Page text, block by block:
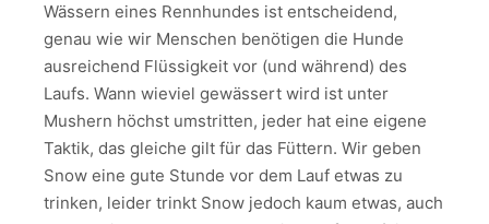
Wässern eines Rennhundes ist entscheidend,
genau wie wir Menschen benötigen die Hunde
ausreichend Flüssigkeit vor (und während) des
Laufs. Wann wieviel gewässert wird ist unter
Mushern höchst umstritten, jeder hat eine eigene
Taktik, das gleiche gilt für das Füttern. Wir geben
Snow eine gute Stunde vor dem Lauf etwas zu
trinken, leider trinkt Snow jedoch kaum etwas, auch